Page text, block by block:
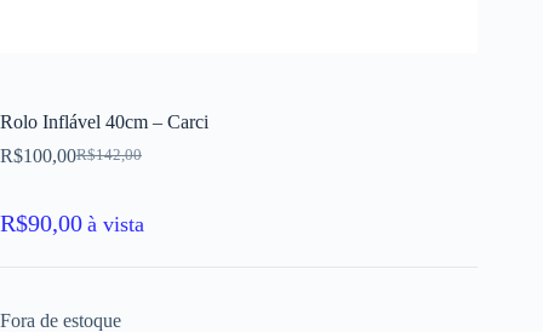
Rolo Inflável 40cm – Carci
R$142,00
O
era:
R$100,00O
é:
R$90,00 à vista
Fora de estoque